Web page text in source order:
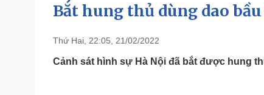
Tổ chức nhân sự
Quốc hội
Dự báo thời tiết
Giáo dục
Biển đảo
Bắt hung thủ dùng dao
Thứ Hai, 22:05, 21/02/2022
Cảnh sát hình sự Hà Nội đã bắt được hung